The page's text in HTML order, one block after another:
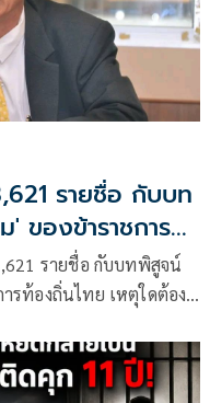
ของข้าราชการ
รท้องถิ่นไทย เหตุใดต้อง
าญา